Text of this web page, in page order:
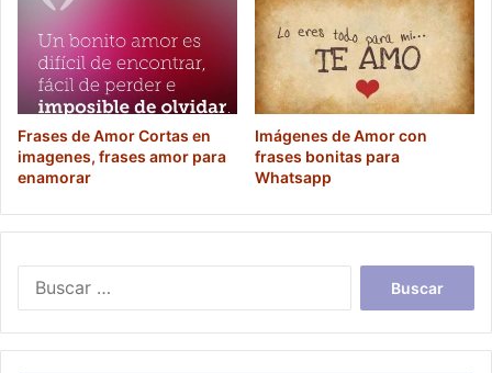
Frases de Amor Cortas en
imagenes, frases amor para
enamorar
Imágenes de Amor con
frases bonitas para
Whatsapp